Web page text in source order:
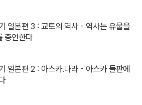
일본편 3 : 교토의 역사 - 역사는 유물을
증언한다
일본편 2 : 아스카.나라 - 아스카 들판에